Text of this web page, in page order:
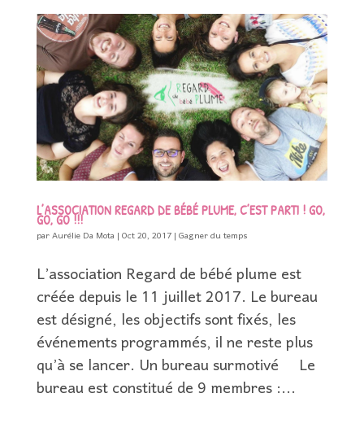
L’ASSOCIATION REGARD DE BÉBÉ PLUME, C’EST PARTI ! GO,
GO, GO !!!
parAurélie Da Mota|Oct 20, 2017|Gagner du temps
L’association Regard de bébé plume est
créée depuis le 11 juillet 2017. Le bureau
est désigné, les objectifs sont fixés, les
événements programmés, il ne reste plus
qu’à se lancer. Un bureau surmotivé Le
bureau est constitué de 9 membres :...